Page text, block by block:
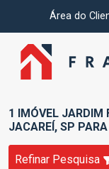
Área do
1 IMÓVEL JARDIM
JACAREÍ, SP
Refinar Pesquisa